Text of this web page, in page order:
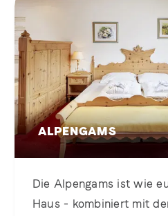
ALPENGAMS
Die Alpengams ist wie
Haus - kombiniert mit